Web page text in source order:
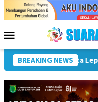
Menu
Mobile
BREAKING NEWS
HUT ke-81 RI